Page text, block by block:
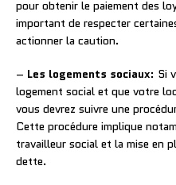
pour obtenir le paiement des
important de respecter
actionner la caution.
– Les logements sociaux: Si
logement social et que votre
vous devrez suivre une
Cette procédure implique
travailleur social et la mise en
dette.